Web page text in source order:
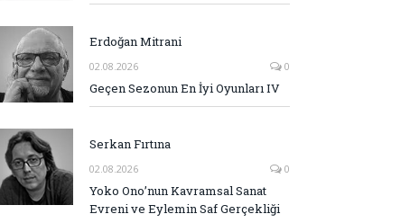
Erdoğan Mitrani
02.08.2026 0
Geçen Sezonun En İyi Oyunları IV
Serkan Fırtına
02.08.2026 0
Yoko Ono’nun Kavramsal Sanat
Evreni ve Eylemin Saf Gerçekliği